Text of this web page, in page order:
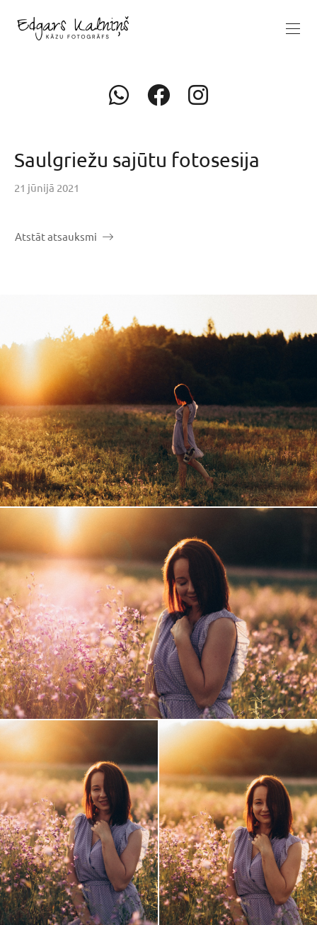
Saulgriežu sajūtu fotosesija
21 jūnijā 2021
Atstāt atsauksmi